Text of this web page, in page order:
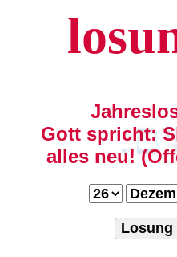
Gott spricht:
alles neu!
Losung